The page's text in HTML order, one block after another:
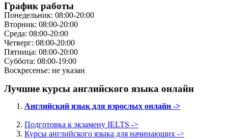
График работы
Понедельник: 08:00-20:00
Вторник: 08:00-20:00
Среда: 08:00-20:00
Четверг: 08:00-20:00
Пятница: 08:00-20:00
Суббота: 08:00-19:00
Воскресенье: не указан
Лучшие курсы английского языка онлайн
Английский язык для взрослых онлайн ->
Подготовка к экзамену IELTS ->
Курсы английского языка для начинающих ->